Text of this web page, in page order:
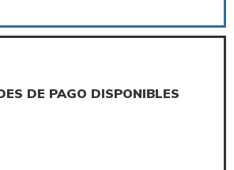
DE PAGO DISPONIBLES